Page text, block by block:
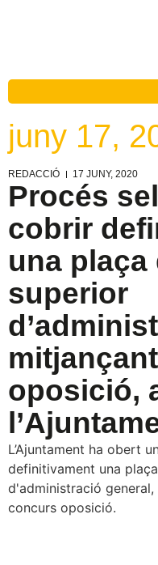
juny 17,
REDACCIÓ 17 JUNY, 2020
Procés
cobrir
una plaça
superior
oposició,
L’Ajuntament ha obert
definitivament una
d'administració
concurs oposició.